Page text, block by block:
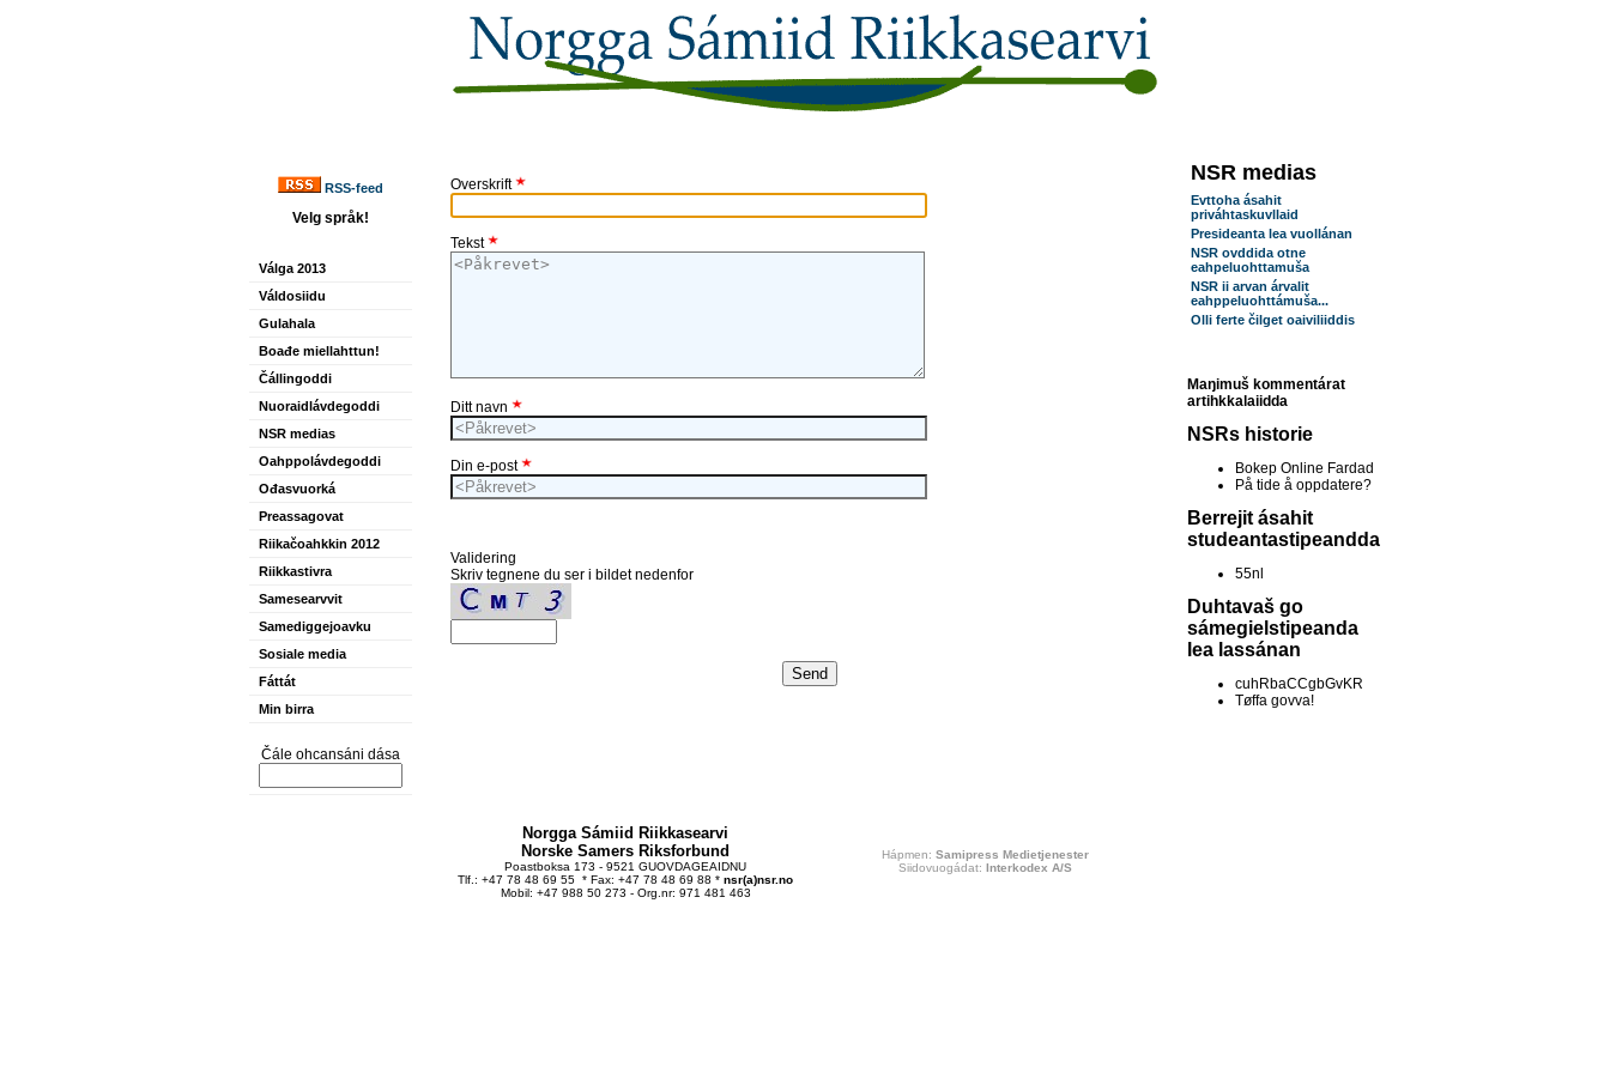
RSS-feed
Velg språk!
Válga 2013
Váldosiidu
Gulahala
Boađe miellahttun!
Čállingoddi
Nuoraidlávdegoddi
NSR medias
Oahppolávdegoddi
Ođasvuorká
Preassagovat
Riikačoahkkin 2012
Riikkastivra
Samesearvvit
Samediggejoavku
Sosiale media
Fáttát
Min birra
Čále ohcansáni dása
Overskrift
Tekst
Ditt navn
Din e-post
Validering
Skriv tegnene du ser i bildet nedenfor
NSR medias
Evttoha ásahit
priváhtaskuvllaid
Presideanta lea vuollánan
NSR ovddida otne
eahpeluohttamuša
NSR ii arvan árvalit
eahppeluohttámuša...
Olli ferte čilget oaiviliiddis
Maŋimuš kommentárat
artihkkalaiidda
NSRs historie
Bokep Online Fardad
På tide å oppdatere?
Berrejit ásahit
studeantastipeandda
55nl
Duhtavaš go
sámegielstipeanda
lea lassánan
cuhRbaCCgbGvKR
Tøffa govva!
Norgga Sámiid Riikkasearvi
Norske Samers Riksforbund
Poastboksa 173 - 9521 GUOVDAGEAIDNU
Tlf.: +47 78 48 69 55 * Fax: +47 78 48 69 88 * nsr(a)nsr.no
Mobil: +47 988 50 273 - Org.nr: 971 481 463
Hápmen: Samipress Medietjenester
Siidovuogádat: Interkodex A/S